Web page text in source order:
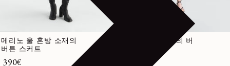
메리노 울 혼방 소재의
버튼 스커트
정가
390€
메리노 혼방 소재의 버